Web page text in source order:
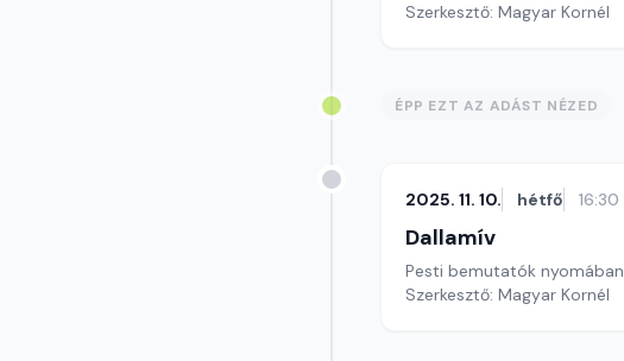
Szerkesztő: Magyar Kornél
ÉPP EZT AZ ADÁST NÉZED
2025. 11. 10. hétfő 16:30
Dallamív
Pesti bemutatók nyomában
Szerkesztő: Magyar Kornél